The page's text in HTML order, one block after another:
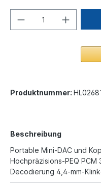
Produktnummer:
Beschreibung
Portable Mini-DAC und
Hochpräzisions-PEQ PCM
Decodierung 4,4-mm-